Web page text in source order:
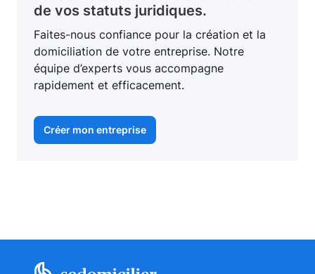
de vos statuts juridiques.
Faites-nous confiance pour la création et la
domiciliation de votre entreprise. Notre
équipe d’experts vous accompagne
rapidement et efficacement.
Créer mon entreprise